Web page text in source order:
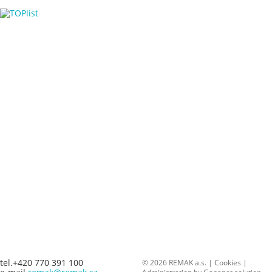
tel.+420 770 391 100
© 2026 REMAK a.s. | Cookies |